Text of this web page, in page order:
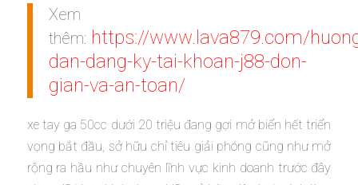
Xem
thêm: https://www.lava879.com/
dan-dang-ky-tai-khoan-j88-don-
gian-va-an-toan/
xe tay ga 50cc dưới 20 triệu đang gợi mở biển hết triển
vọng bắt đầu, sở hữu chỉ tiêu giải phóng cũng như mở
rộng ra hầu như chuyên lĩnh vực kinh doanh trước đây